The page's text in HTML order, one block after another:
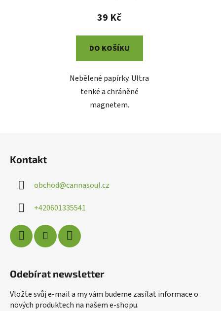
39 Kč
DO KOŠÍKU
Nebělené papírky. Ultra
tenké a chráněné
magnetem.
Kontakt
obchod@cannasoul.cz
+420601335541
Odebírat newsletter
Vložte svůj e-mail a my vám budeme zasílat informace o
nových produktech na našem e-shopu.